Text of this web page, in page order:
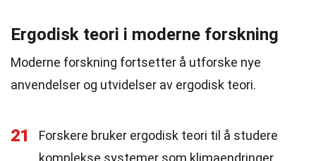
Ergodisk teori i moderne forskning
Moderne forskning fortsetter å utforske nye
anvendelser og utvidelser av ergodisk teori.
21
Forskere bruker ergodisk teori til å studere
komplekse systemer som klimaendringer.